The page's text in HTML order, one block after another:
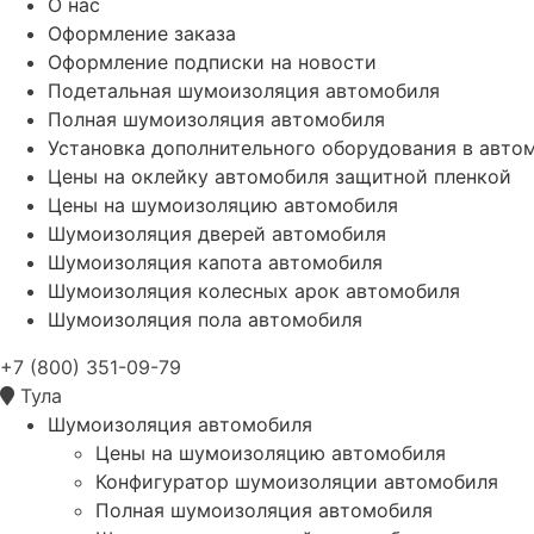
Оформление заказа
Оформление подписки на новости
Подетальная шумоизоляция автомобиля
Полная шумоизоляция автомобиля
Установка дополнительного оборудования в
Цены на оклейку автомобиля защитной пленкой
Цены на шумоизоляцию автомобиля
Шумоизоляция дверей автомобиля
Шумоизоляция капота автомобиля
Шумоизоляция колесных арок автомобиля
Шумоизоляция пола автомобиля
+7 (800) 351-09-79
Тула
Шумоизоляция автомобиля
Цены на шумоизоляцию автомобиля
Конфигуратор шумоизоляции автомобиля
Полная шумоизоляция автомобиля